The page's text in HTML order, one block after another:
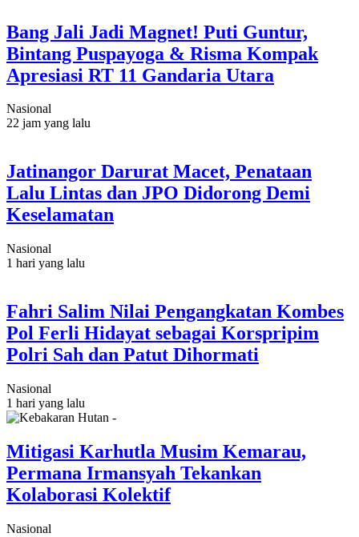
Bang Jali Jadi Magnet! Puti Guntur,
Bintang Puspayoga & Risma Kompak
Apresiasi RT 11 Gandaria Utara
Nasional
22 jam yang lalu
Jatinangor Darurat Macet, Penataan
Lalu Lintas dan JPO Didorong Demi
Keselamatan
Nasional
1 hari yang lalu
Fahri Salim Nilai Pengangkatan Kombes
Pol Ferli Hidayat sebagai Korspripim
Polri Sah dan Patut Dihormati
Nasional
1 hari yang lalu
Mitigasi Karhutla Musim Kemarau,
Permana Irmansyah Tekankan
Kolaborasi Kolektif
Nasional